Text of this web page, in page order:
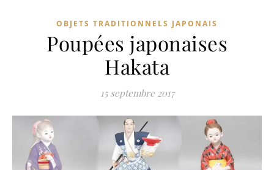
OBJETS TRADITIONNELS JAPONAIS
Poupées japonaises
Hakata
15 septembre 2017